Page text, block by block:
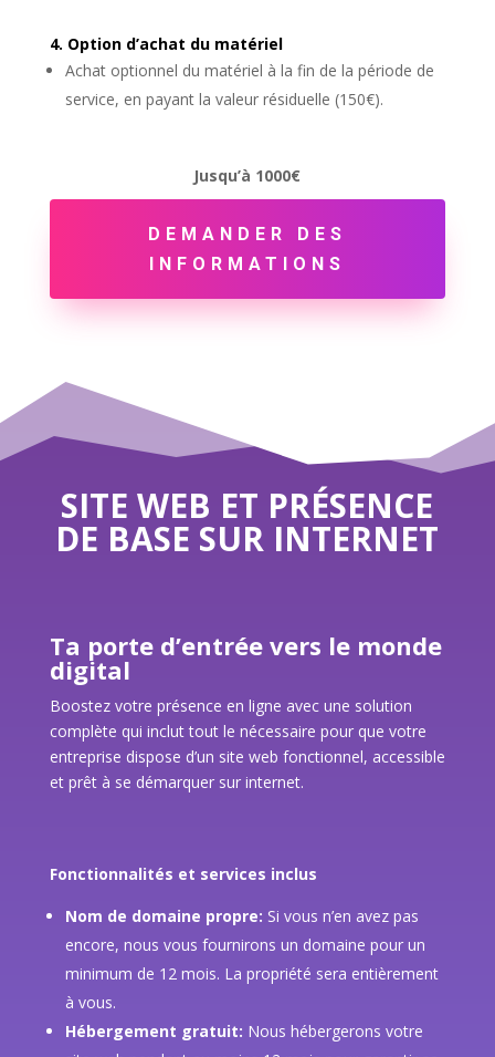
4. Option d’achat du matériel
Achat optionnel du matériel à la fin de la période de
service, en payant la valeur résiduelle (150€).
Jusqu’à 1000€
DEMANDER DES
INFORMATIONS
SITE WEB ET PRÉSENCE
DE BASE SUR INTERNET
Ta porte d’entrée vers le monde
digital
Boostez votre présence en ligne avec une solution
complète qui inclut tout le nécessaire pour que votre
entreprise dispose d’un site web fonctionnel, accessible
et prêt à se démarquer sur internet.
Fonctionnalités et services inclus
Nom de domaine propre: Si vous n’en avez pas
encore, nous vous fournirons un domaine pour un
minimum de 12 mois. La propriété sera entièrement
à vous.
Hébergement gratuit: Nous hébergerons votre